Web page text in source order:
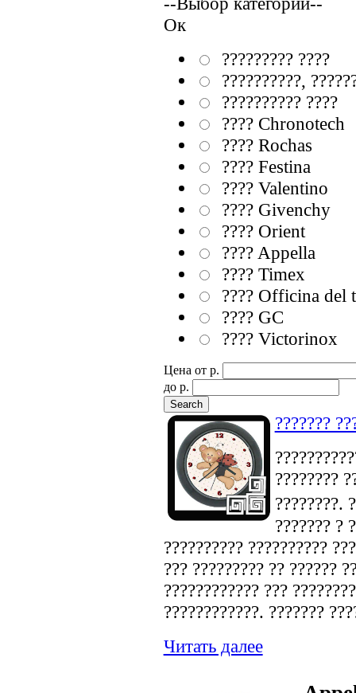
Ок
????????? ????
??????????,
?????????? ????
???? Chronotech
???? Rochas
???? Festina
???? Valentino
???? Givenchy
???? Orient
???? Appella
???? Timex
???? Officina del
???? GC
???? Victorinox
Цена от p.
до p.
???????
????????
????????.
??????? ?
?????????? ??????????
??? ????????? ?? ??????
???????????? ???
????????????. ???????
Читать далее